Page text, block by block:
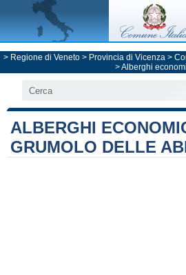
> Regione di Veneto> Provincia di Vicenza>
> Alberghi
ALBERGHI
GRUMOLO DELLE